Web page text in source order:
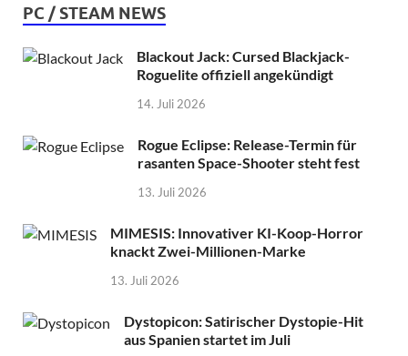
PC / STEAM NEWS
Blackout Jack: Cursed Blackjack-
Roguelite offiziell angekündigt
14. Juli 2026
Rogue Eclipse: Release-Termin für
rasanten Space-Shooter steht fest
13. Juli 2026
MIMESIS: Innovativer KI-Koop-Horror
knackt Zwei-Millionen-Marke
13. Juli 2026
Dystopicon: Satirischer Dystopie-Hit
aus Spanien startet im Juli